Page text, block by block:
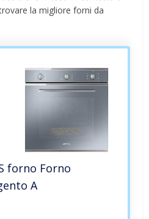
la migliore forni da
forno Forno
A